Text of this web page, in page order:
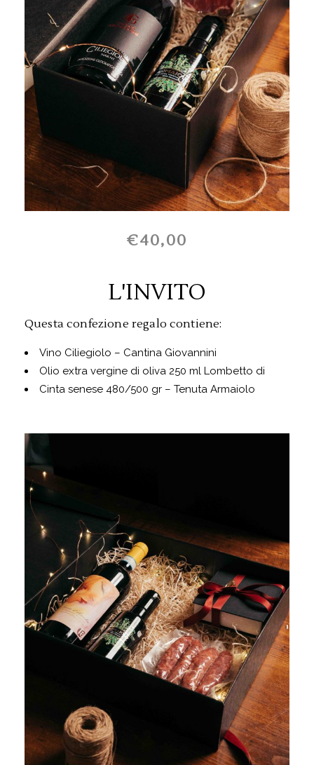
€40,00
L'INVITO
Questa confezione regalo contiene:
Vino Ciliegiolo – Cantina Giovannini
Olio extra vergine di oliva 250 ml Lombetto di
Cinta senese 480/500 gr – Tenuta Armaiolo